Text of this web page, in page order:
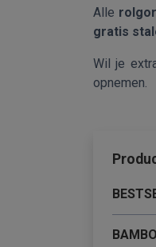
Alle
gratis
Wil je
opnemen.